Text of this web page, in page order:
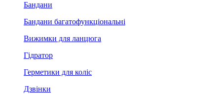
Бандани
Бандани багатофункціональні
Вижимки для ланцюга
Гідратор
Герметики для коліс
Дзвінки